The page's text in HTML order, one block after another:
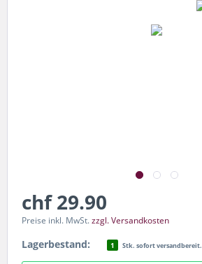
chf 29.90
Preise inkl. MwSt.zzgl. Versandkosten
Lagerbestand: 1 Stk. sofort versandbereit.